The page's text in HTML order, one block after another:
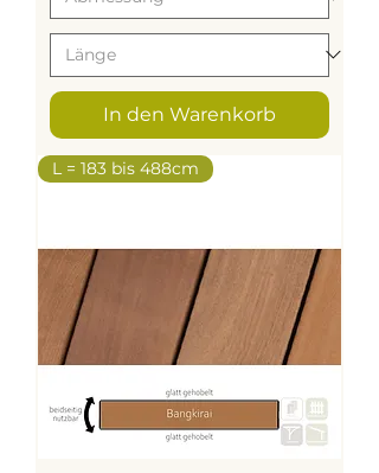
In den Warenkorb
L = 183 bis 488cm